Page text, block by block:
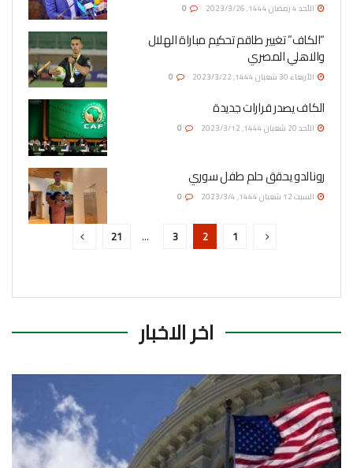
الأحد 4 رمضان 1444, 2023/3/26
“الكاف” تغيير طاقم تحكيم مباراة الهلال
والاهلي المصري
الأربعاء 30 شعبان 1444, 2023/3/22
الكاف يصدر قرارات جديدة
الأحد 20 شعبان 1444, 2023/3/12
رونالدو يحقق حلم طفل سوري
السبت 12 شعبان 1444, 2023/3/4
1
2
3
…
21
اخر الاخبار